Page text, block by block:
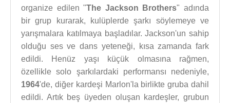
organize edilen "The Jackson Brothers" adında
bir grup kurarak, kulüplerde şarkı söylemeye ve
yarışmalara katılmaya başladılar. Jackson'un sahip
olduğu ses ve dans yeteneği, kısa zamanda fark
edildi. Henüz yaşı küçük olmasına rağmen,
özellikle solo şarkılardaki performansı nedeniyle,
1964'de, diğer kardeşi Marlon'la birlikte gruba dahil
edildi. Artık beş üyeden oluşan kardeşler, grubun